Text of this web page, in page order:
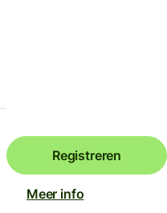
Registreren
Meer info